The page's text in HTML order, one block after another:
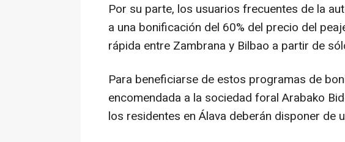
Por su parte, los usuarios frecuentes de la
a una bonificación del 60% del precio del
rápida entre Zambrana y Bilbao a partir de
Para beneficiarse de estos programas de
encomendada a la sociedad foral Arabako
los residentes en Álava deberán disponer de